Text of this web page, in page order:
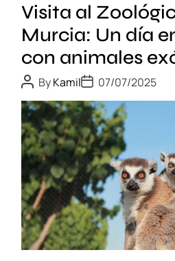
o
n
a
l
e
s
q
u
e
t
i
e
n
e
s
r
a
s
e
n
u
r
c
i
a
:
L
o
s
Visita al
Murcia: Un día
con animales
P
o
s
t
A
u
t
h
r
ByKamilP
o
s
t
D
a
t
e
07/07/2025